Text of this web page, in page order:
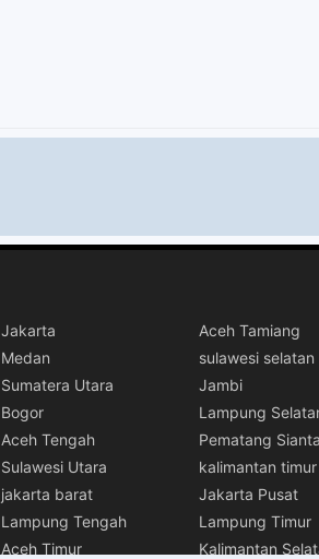
Jakarta Aceh Tamiang
Medan sulawesi selatan
Sumatera Utara Jambi
Bogor Lampung
Aceh Tengah Pematang
Sulawesi Utara kalimantan timur
jakarta barat Jakarta Pusat
Lampung Tengah Lampung Timur
Aceh Timur Kalimantan